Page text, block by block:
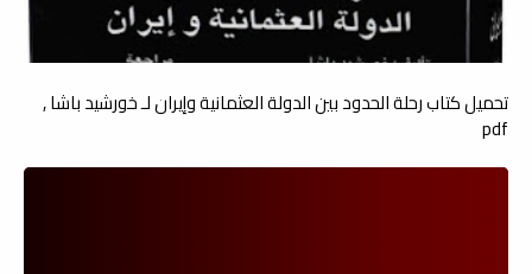
تحميل كتاب رحلة الحدود بين الدولة العثمانية وإيران لـ خورشيد باشا ,
pdf